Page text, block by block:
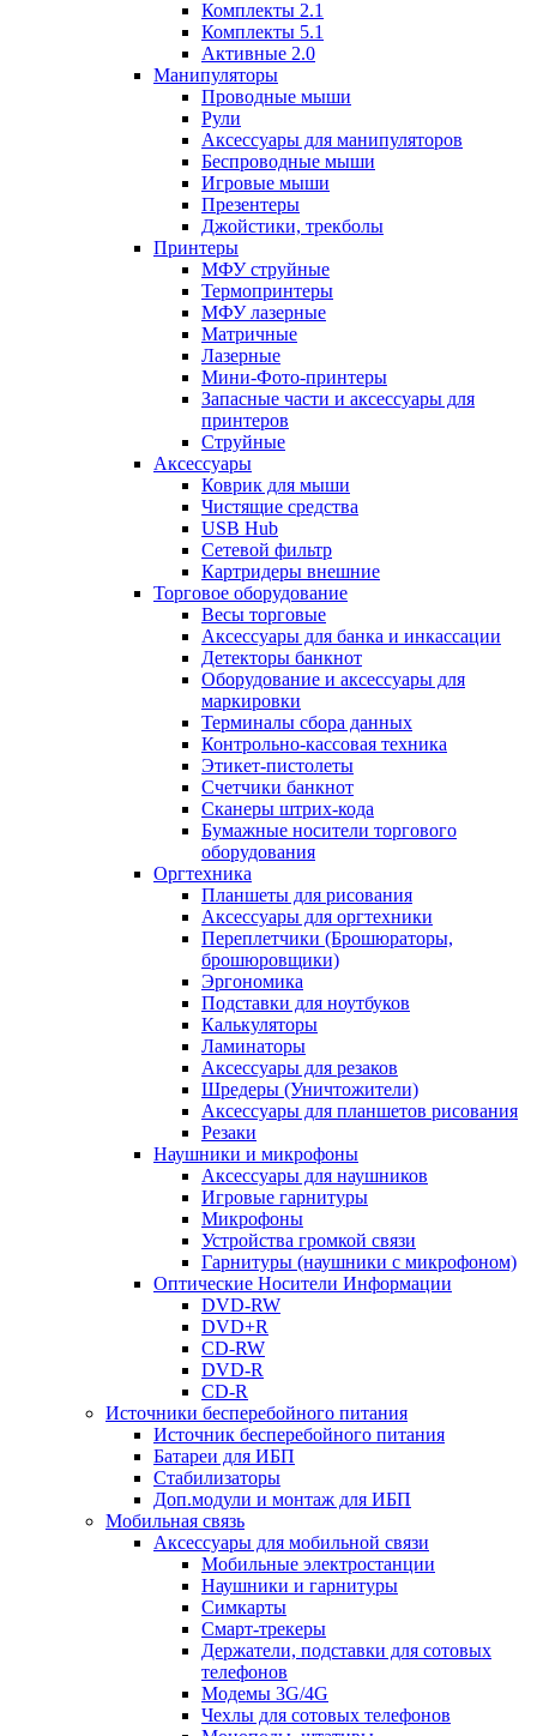
Комплекты 2.1
Комплекты 5.1
Активные 2.0
Манипуляторы
Проводные мыши
Рули
Аксессуары для манипуляторов
Беспроводные мыши
Игровые мыши
Презентеры
Джойстики, трекболы
Принтеры
МФУ струйные
Термопринтеры
МФУ лазерные
Матричные
Лазерные
Мини-Фото-принтеры
Запасные части и аксессуары для
принтеров
Струйные
Аксессуары
Коврик для мыши
Чистящие средства
USB Hub
Сетевой фильтр
Картридеры внешние
Торговое оборудование
Весы торговые
Аксессуары для банка и инкассации
Детекторы банкнот
Оборудование и аксессуары для
маркировки
Терминалы сбора данных
Контрольно-кассовая техника
Этикет-пистолеты
Счетчики банкнот
Сканеры штрих-кода
Бумажные носители торгового
оборудования
Оргтехника
Планшеты для рисования
Аксессуары для оргтехники
Переплетчики (Брошюраторы,
брошюровщики)
Эргономика
Подставки для ноутбуков
Калькуляторы
Ламинаторы
Аксессуары для резаков
Шредеры (Уничтожители)
Аксессуары для планшетов рисования
Резаки
Наушники и микрофоны
Аксессуары для наушников
Игровые гарнитуры
Микрофоны
Устройства громкой связи
Гарнитуры (наушники с микрофоном)
Оптические Носители Информации
DVD-RW
DVD+R
CD-RW
DVD-R
CD-R
Источники бесперебойного питания
Источник бесперебойного питания
Батареи для ИБП
Стабилизаторы
Доп.модули и монтаж для ИБП
Мобильная связь
Аксессуары для мобильной связи
Мобильные электростанции
Наушники и гарнитуры
Симкарты
Смарт-трекеры
Держатели, подставки для сотовых
телефонов
Модемы 3G/4G
Чехлы для сотовых телефонов